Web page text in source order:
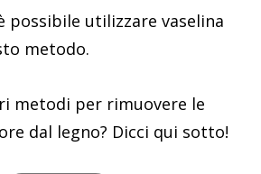
possibile utilizzare vaselina
metodo.
metodi per rimuovere le
dal legno? Dicci qui sotto!